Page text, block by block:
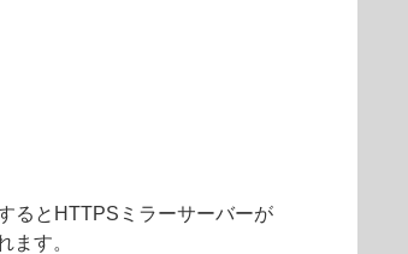
るとHTTPSミラーサーバーが
ます。